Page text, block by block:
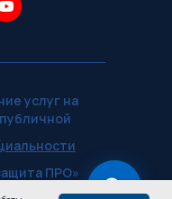
ПРО»
услуг на